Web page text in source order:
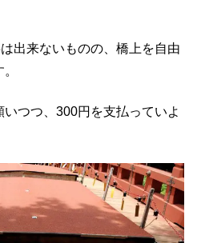
出来ないものの、橋上を自由
つつ、300円を支払っていよ